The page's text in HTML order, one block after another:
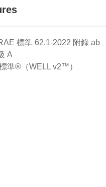
標準 62.1-2022 附錄 ab
A
準®（WELL v2™）